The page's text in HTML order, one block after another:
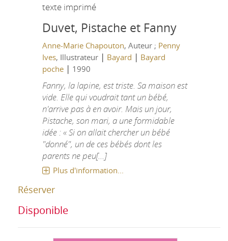
texte imprimé
Duvet, Pistache et Fanny
Anne-Marie Chapouton, Auteur ; Penny
Ives, Illustrateur | Bayard | Bayard
poche| 1990
Fanny, la lapine, est triste. Sa maison est
vide. Elle qui voudrait tant un bébé,
n'arrive pas à en avoir. Mais un jour,
Pistache, son mari, a une formidable
idée : « Si on allait chercher un bébé
"donné", un de ces bébés dont les
parents ne peu[...]
Plus d'information...
Réserver
Disponible